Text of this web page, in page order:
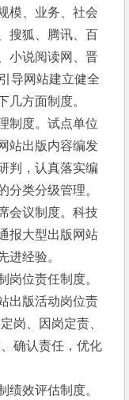
模、业务、社会
搜狐、腾讯、百
小说阅读网、晋
导网站建立健全
几方面制度。
制度。试点单位
站出版内容编发
判，认真落实编
分类分级管理。
会议制度。科技
报大型出版网站
进经验。
位责任制度。
出版活动岗位责
岗、因岗定责、
确认责任，优化
效评估制度。